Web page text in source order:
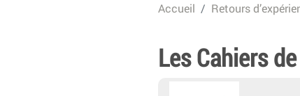
pour la Transition
Energétique
Accueil Retours
Les Cahiers